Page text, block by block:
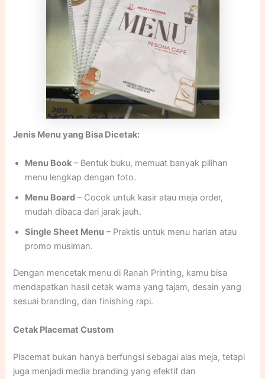
Jenis Menu yang Bisa Dicetak:
Menu Book – Bentuk buku, memuat banyak pilihan
menu lengkap dengan foto.
Menu Board – Cocok untuk kasir atau meja order,
mudah dibaca dari jarak jauh.
Single Sheet Menu – Praktis untuk menu harian atau
promo musiman.
Dengan mencetak menu di Ranah Printing, kamu bisa
mendapatkan hasil cetak warna yang tajam, desain yang
sesuai branding, dan finishing rapi.
Cetak Placemat Custom
Placemat bukan hanya berfungsi sebagai alas meja, tetapi
juga menjadi media branding yang efektif dan